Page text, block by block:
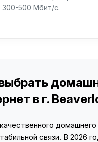
300-500 Мбит/с.
в г.
связи. В 2026